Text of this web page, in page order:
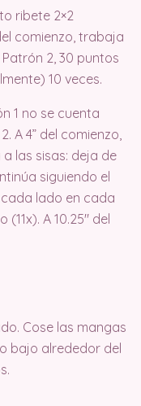
ribete 2×2
comienzo, trabaja
2, 30 puntos
10 veces.
1 no se cuenta
A 4” del comienzo,
las sisas: deja de
siguiendo el
lado en cada
A 10.25″ del
Cose las mangas
bajo alrededor del